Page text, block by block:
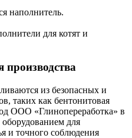
наполнитель.
для котят и
из безопасных и
таких как бентонитовая
ООО «Глинопереработка» в
для
и точного соблюдения